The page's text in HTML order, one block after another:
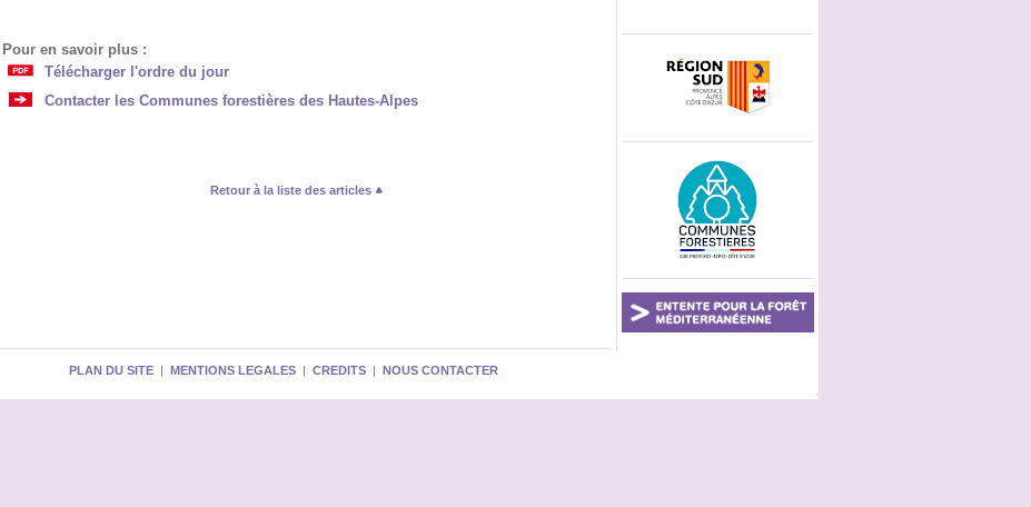
Pour en savoir plus :
Télécharger l'ordre du jour
Contacter les Communes forestières des Hautes-Alpes
Retour à la liste des articles
PLAN DU SITE | MENTIONS LEGALES | CREDITS | NOUS CONTACTER